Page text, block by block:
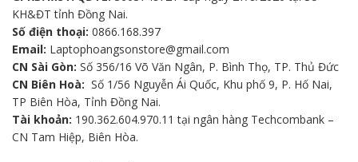
KH&ĐT tỉnh Đồng Nai.
Số điện thoại: 0866.168.397
Email: Laptophoangsonstore@gmail.com
CN Sài Gòn: Số 356/16 Võ Văn Ngân, P. Bình Thọ, TP. Thủ Đức
CN Biên Hoà: Số 1/56 Nguyễn Ái Quốc, Khu phố 9, P. Hố Nai,
TP Biên Hòa, Tỉnh Đồng Nai.
Tài khoản: 190.362.604.970.11 tại ngân hàng Techcombank –
CN Tam Hiệp, Biên Hòa.